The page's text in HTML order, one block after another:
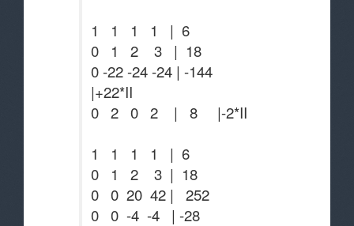
1 1 1 1 | 6
0 1 2 3 | 18
0 -22 -24 -24 | -144
|+22*II
0 2 0 2 | 8 |-2*II
1 1 1 1 | 6
0 1 2 3 | 18
0 0 20 42 | 252
0 0 -4 -4 | -28